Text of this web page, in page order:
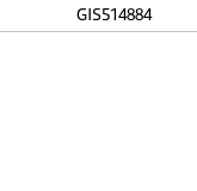
GIS514884